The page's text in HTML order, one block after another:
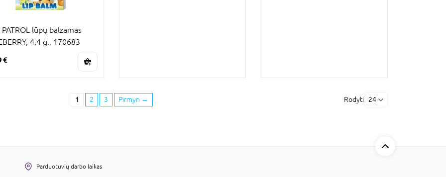
PATROL lūpų balzamas
4,4 g., 170683
€
1 2 3 Pirmyn → Rodyti 24
Parduotuvių darbo laikas